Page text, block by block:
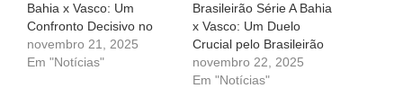
Bahia x Vasco: Um
Confronto Decisivo no
Brasileirão Série A No
próximo domingo, 23 de
novembro 21, 2025
Em "Notícias"
Brasileirão Série A Bahia
x Vasco: Um Duelo
Crucial pelo Brasileirão
Série A Em um
campeonato cheio de
novembro 22, 2025
Em "Notícias"